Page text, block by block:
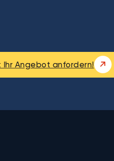
Angebot anfordern!